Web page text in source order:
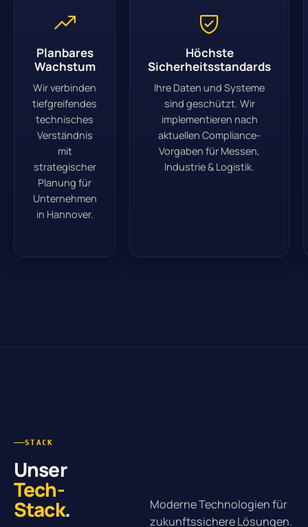
Planbares
Wachstum
Wir verbinden
tiefgreifendes
technisches
Verständnis
mit
strategischer
Planung für
Unternehmen
in Hannover.
Höchste
Sicherheitsstandards
Ihre Daten und Systeme
sind geschützt. Wir
implementieren nach
aktuellen Compliance-
Vorgaben für Messen,
Industrie & Logistik.
STACK
Unser
Tech-
Stack.
Moderne Technologien für
zukunftssichere Lösungen.